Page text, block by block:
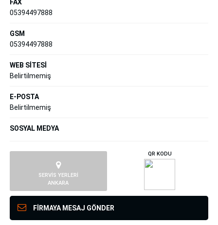
FAX
05394497888
GSM
05394497888
WEB SİTESİ
Belirtilmemiş
E-POSTA
Belirtilmemiş
SOSYAL MEDYA
SERVİS YERLERİ
ANKARA
QR KODU
FİRMAYA MESAJ GÖNDER